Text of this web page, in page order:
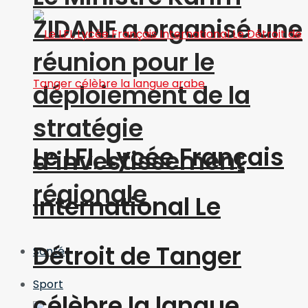
ZIDANE a organisé une
réunion pour le
déploiement de la
stratégie
d’investissement
régionale
Santé
Sport
Le LFI, Lycée Français
International Le
Détroit de Tanger